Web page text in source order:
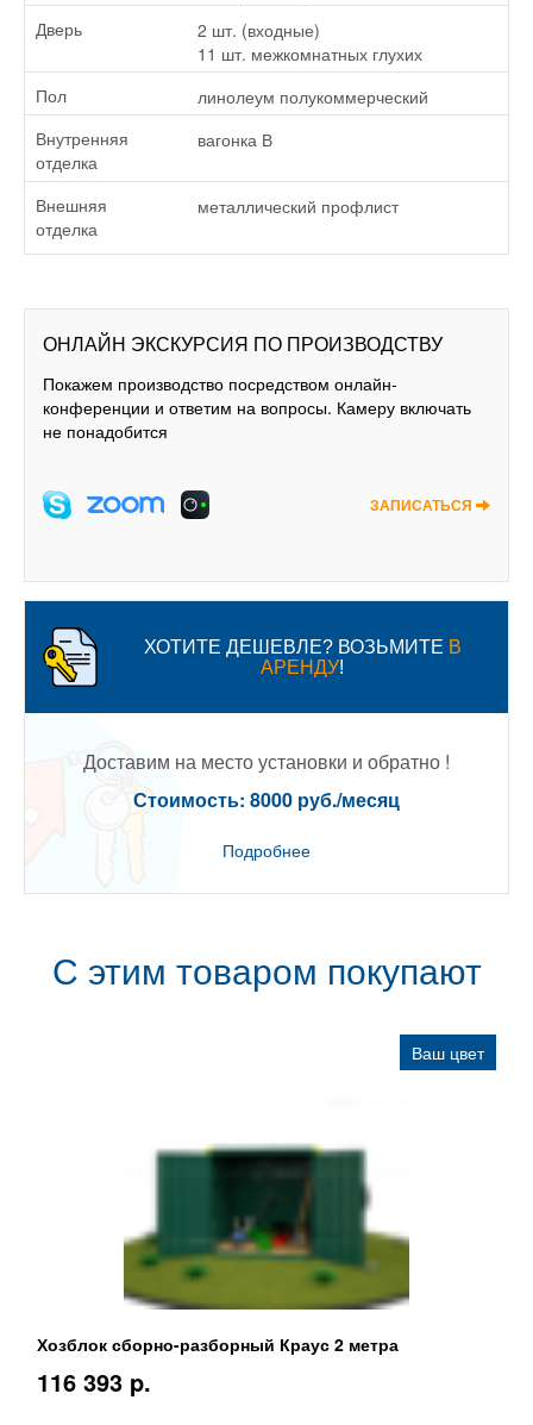
Дверь
2 шт. (входные)
11 шт. межкомнатных глухих
Пол линолеум полукоммерческий
Внутренняя
отделка
вагонка В
Внешняя
отделка
металлический профлист
ОНЛАЙН ЭКСКУРСИЯ ПО ПРОИЗВОДСТВУ
Покажем производство посредством онлайн-
конференции и ответим на вопросы. Камеру включать
не понадобится
ЗАПИСАТЬСЯ
ХОТИТЕ ДЕШЕВЛЕ? ВОЗЬМИТЕ В
АРЕНДУ!
Доставим на место установки и обратно !
Стоимость: 8000 руб./месяц
Подробнее
С этим товаром покупают
Ваш цвет
Хозблок сборно-разборный Краус 2 метра
116 393 p.